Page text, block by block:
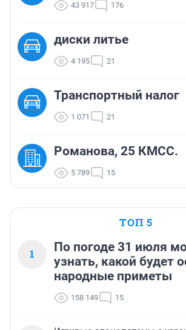
43 917 176
диски литье
4 195 21
Транспортный налог
1 071 21
Романова, 25 КМСС.
5 789 15
ТОП 5
1
По погоде 31 июля
узнать, какой будет
народные приметы
158 149 15